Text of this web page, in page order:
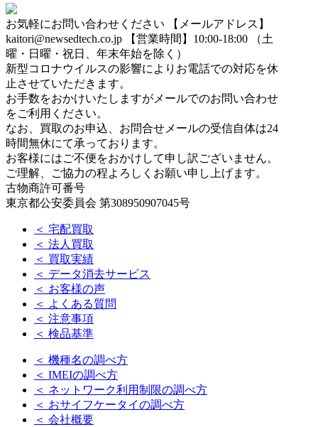
お気軽にお問い合わせください
【メールアドレス】
kaitori@newsedtech.co.jp
【営業時間】10:00-18:00 （土
曜・日曜・祝日、年末年始を除く）
新型コロナウイルスの影響によりお電話での対応を休
止させていただきます。
お手数をおかけいたしますがメールでのお問い合わせ
をご利用ください。
なお、買取のお申込、お問合せメールの受信自体は24
時間無休にて承っております。
お客様にはご不便をおかけして申し訳ございません。
ご理解、ご協力の程よろしくお願い申し上げます。
古物商許可番号
東京都公安委員会 第308950907045号
＜ 宅配買取
＜ 法人買取
＜ 買取実績
＜ データ消去サービス
＜ お客様の声
＜ よくある質問
＜ 注意事項
＜ 検品基準
＜ 機種名の調べ方
＜ IMEIの調べ方
＜ ネットワーク利用制限の調べ方
＜ おサイフケータイの調べ方
＜ 会社概要